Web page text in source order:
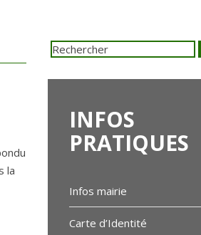
la
Rechercher
INFOS
PRATIQUES
Infos mairie
Carte d’Identité